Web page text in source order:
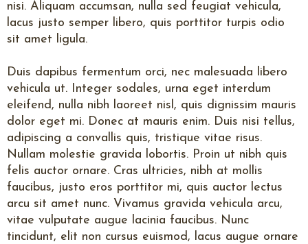
nisi. Aliquam accumsan, nulla sed feugiat vehicula,
lacus justo semper libero, quis porttitor turpis odio
sit amet ligula.
Duis dapibus fermentum orci, nec malesuada libero
vehicula ut. Integer sodales, urna eget interdum
eleifend, nulla nibh laoreet nisl, quis dignissim mauris
dolor eget mi. Donec at mauris enim. Duis nisi tellus,
adipiscing a convallis quis, tristique vitae risus.
Nullam molestie gravida lobortis. Proin ut nibh quis
felis auctor ornare. Cras ultricies, nibh at mollis
faucibus, justo eros porttitor mi, quis auctor lectus
arcu sit amet nunc. Vivamus gravida vehicula arcu,
vitae vulputate augue lacinia faucibus. Nunc
tincidunt, elit non cursus euismod, lacus augue ornare